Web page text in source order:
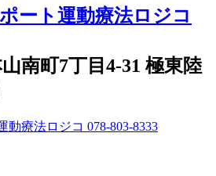
南町7丁目4-31 極東陸